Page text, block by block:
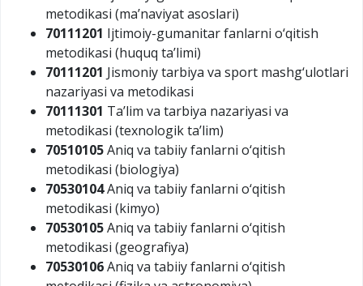
metodikasi (ma’naviyat asoslari)
70111201 Ijtimoiy-gumanitar fanlarni o‘qitish
metodikasi (huquq ta’limi)
70111201 Jismoniy tarbiya va sport mashg‘ulotlari
nazariyasi va metodikasi
70111301 Ta’lim va tarbiya nazariyasi va
metodikasi (texnologik ta’lim)
70510105Aniq va tabiiy fanlarni o‘qitish
metodikasi (biologiya)
70530104Aniq va tabiiy fanlarni o‘qitish
metodikasi (kimyo)
70530105Aniq va tabiiy fanlarni o‘qitish
metodikasi (geografiya)
70530106Aniq va tabiiy fanlarni o‘qitish